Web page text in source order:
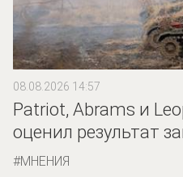
08.08.2026 14:57
Patriot, Abrams и
оценил результат
МНЕНИЯ